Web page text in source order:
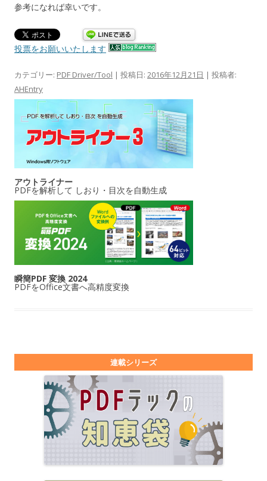
参考になれば幸いです。
投票をお願いいたします
カテゴリー: PDF Driver/Tool | 投稿日: 2016年12月21日 | 投稿者:
AHEntry
アウトライナー
PDFを解析して しおり・目次を自動生成
瞬簡PDF 変換 2024
PDFをOffice文書へ高精度変換
連載シリーズ